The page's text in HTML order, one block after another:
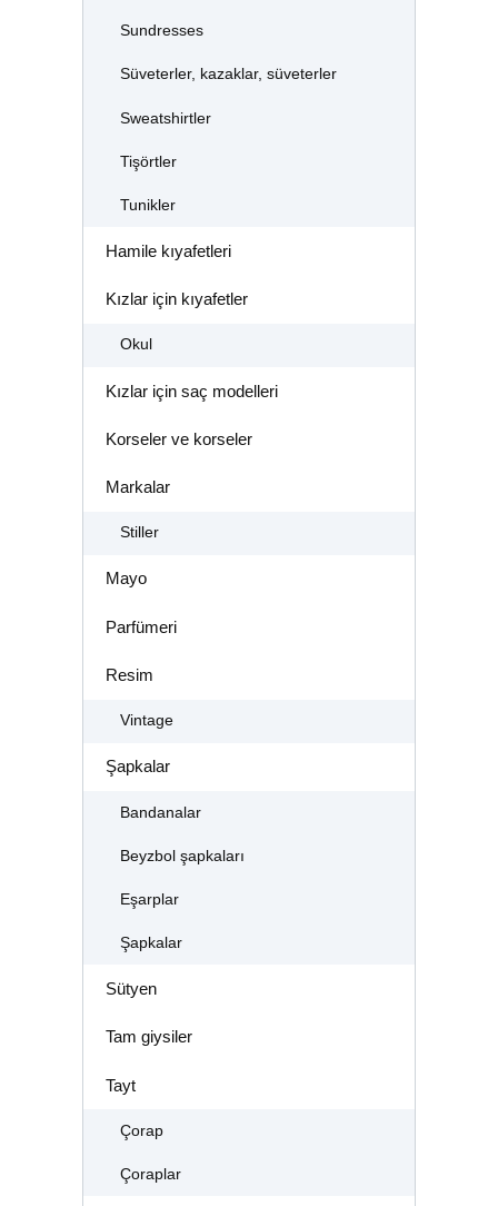
Sundresses
Süveterler, kazaklar, süveterler
Sweatshirtler
Tişörtler
Tunikler
Hamile kıyafetleri
Kızlar için kıyafetler
Okul
Kızlar için saç modelleri
Korseler ve korseler
Markalar
Stiller
Mayo
Parfümeri
Resim
Vintage
Şapkalar
Bandanalar
Beyzbol şapkaları
Eşarplar
Şapkalar
Sütyen
Tam giysiler
Tayt
Çorap
Çoraplar